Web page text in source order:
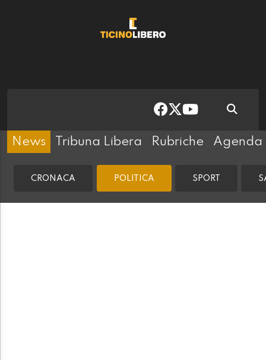
News Tribuna Libera Rubriche Agenda
CRONACA POLITICA SPORT